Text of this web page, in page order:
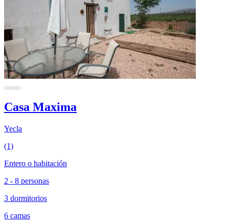
Casa Maxima
Yecla
(1)
Entero o habitación
2 - 8 personas
3 dormitorios
6 camas